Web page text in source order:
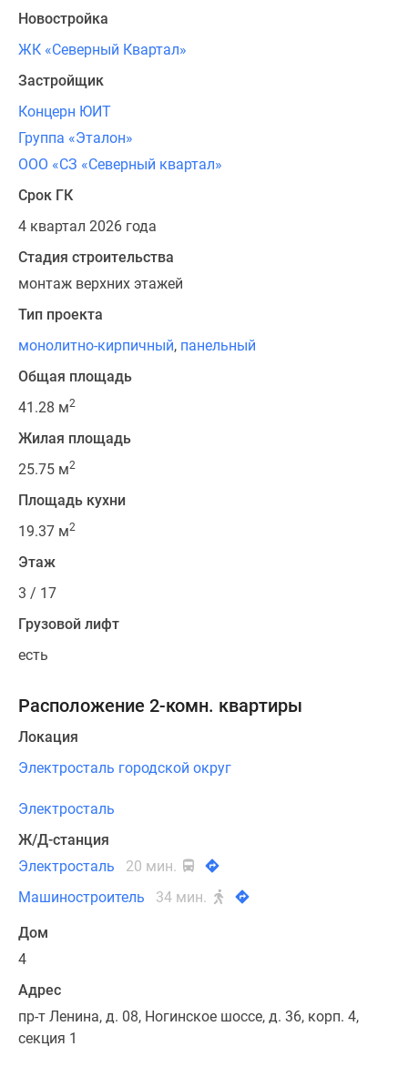
Новостройка
ЖК «Северный Квартал»
Застройщик
Концерн ЮИТ
Группа «Эталон»
ООО «СЗ «Северный квартал»
Срок ГК
4 квартал 2026 года
Стадия строительства
монтаж верхних этажей
Тип проекта
монолитно-кирпичный, панельный
Общая площадь
41.28 м2
Жилая площадь
25.75 м2
Площадь кухни
19.37 м2
Этаж
3 / 17
Грузовой лифт
есть
Расположение 2-комн. квартиры
Локация
Электросталь городской округ
Электросталь
Ж/Д-станция
Электросталь
20 мин.
Машиностроитель
34 мин.
Дом
4
Адрес
пр-т Ленина, д. 08, Ногинское шоссе, д. 36, корп. 4,
секция 1